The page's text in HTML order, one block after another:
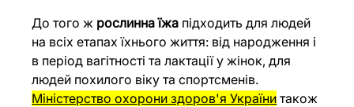
До того ж рослинна їжа підходить для людей
на всіх етапах їхнього життя: від народження і
в період вагітності та лактації у жінок, для
людей похилого віку та спортсменів.
Міністерство охорони здоров'я України також